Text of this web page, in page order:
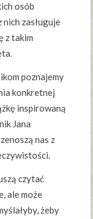
osób
nich zasługuje
z takim
poznajemy
konkretnej
inspirowaną
Jana
nas z
czytać
ale może
żeby